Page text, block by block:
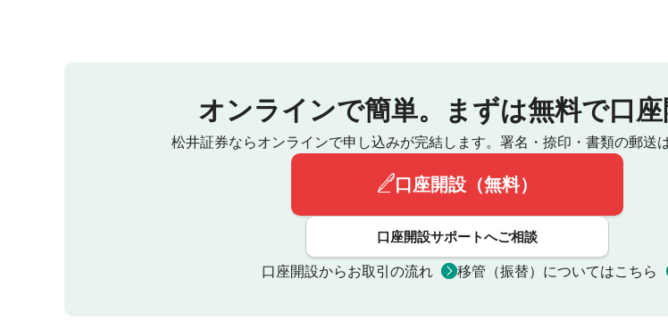
オンラインで簡単。 まずは無料で口
松井証券ならオンラインで申し込みが完結します。 署名・捺印・書類の郵送
口座開設（無料）
口座開設サポートへご相談
口座開設からお取引の流れ 移管（振替）についてはこちら